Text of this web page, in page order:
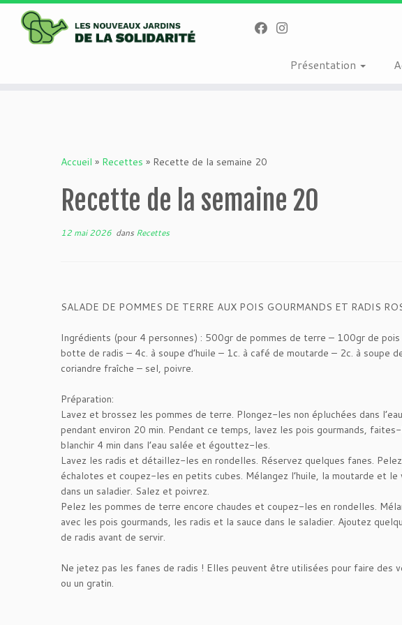
Warning: Attempt to read property "geoplugin_countryCode" on null in
/home/users6/e/
on line227
Présentation
Accueil » Recettes » Recette de la semaine 20
Recette de la semaine 20
12 mai 2026 dans Recettes
SALADE DE POMMES DE TERRE AUX POIS GOURMANDS ET RADIS
Ingrédients (pour 4 personnes) : 500gr de pommes de terre – 100gr de pois
botte de radis – 4c. à soupe d’huile – 1c. à café de moutarde – 2c. à soupe
coriandre fraîche – sel, poivre.
Préparation:
Lavez et brossez les pommes de terre. Plongez-les non épluchées dans
pendant environ 20 min. Pendant ce temps, lavez les pois gourmands,
blanchir 4 min dans l’eau salée et égouttez-les.
Lavez les radis et détaillez-les en rondelles. Réservez quelques fanes.
échalotes et coupez-les en petits cubes. Mélangez l’huile, la moutarde et le
dans un saladier. Salez et poivrez.
Pelez les pommes de terre encore chaudes et coupez-les en rondelles.
avec les pois gourmands, les radis et la sauce dans le saladier. Ajoutez
de radis avant de servir.
Ne jetez pas les fanes de radis ! Elles peuvent être utilisées pour faire des
ou un gratin.